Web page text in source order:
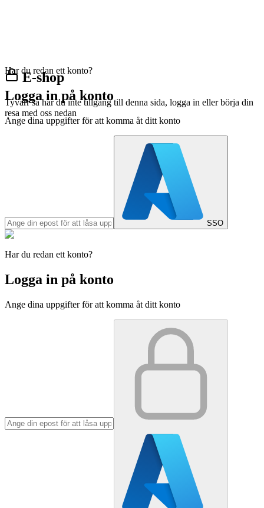
E-shop
Tyvärr så har du inte tillgång till denna sida, logga in eller börja din
resa med oss nedan
Har du redan ett konto?
Logga in på konto
Ange dina uppgifter för att komma åt ditt konto
SSO
Har du redan ett konto?
Logga in på konto
Ange dina uppgifter för att komma åt ditt konto